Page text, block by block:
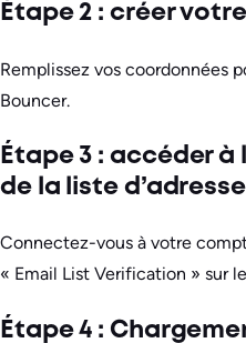
Étape 2 : créer
Remplissez vos coordonnées
Bouncer.
Étape 3 : accéder
de la liste
Connectez-vous à votre
« Email List Verification » sur
Étape 4 :